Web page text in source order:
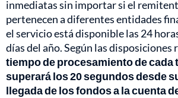
inmediatas sin importar si el
pertenecen a diferentes entidades
el servicio está disponible las 24
días del año. Según las disposiciones
tiempo de procesamiento de cada
superará los 20 segundos desde
llegada de los fondos a la cuenta